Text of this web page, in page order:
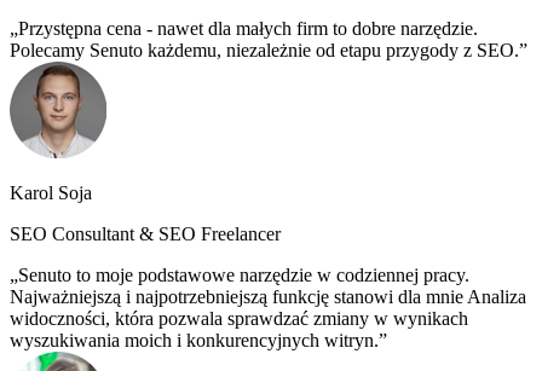
Przystępna cena - nawet dla małych firm to dobre narzędzie.
Polecamy Senuto każdemu, niezależnie od etapu przygody z SEO.
Karol Soja
SEO Consultant & SEO Freelancer
Senuto to moje podstawowe narzędzie w codziennej pracy.
Najważniejszą i najpotrzebniejszą funkcję stanowi dla mnie Analiza
widoczności, która pozwala sprawdzać zmiany w wynikach
wyszukiwania moich i konkurencyjnych witryn.